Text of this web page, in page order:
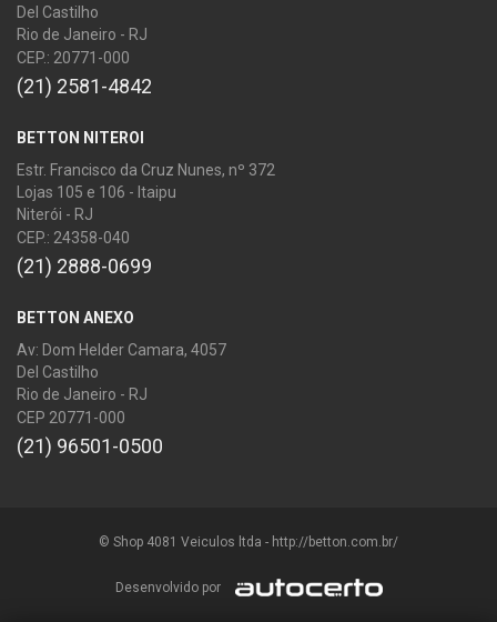
Del Castilho
Rio de Janeiro - RJ
CEP.: 20771-000
(21) 2581-4842
BETTON NITEROI
Estr. Francisco da Cruz Nunes, nº 372
Lojas 105 e 106 - Itaipu
Niterói - RJ
CEP.: 24358-040
(21) 2888-0699
BETTON ANEXO
Av: Dom Helder Camara, 4057
Del Castilho
Rio de Janeiro - RJ
CEP 20771-000
(21) 96501-0500
© Shop 4081 Veiculos ltda - http://betton.com.br/
Desenvolvido por